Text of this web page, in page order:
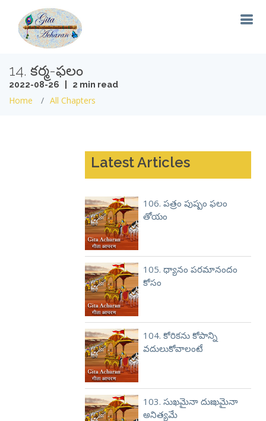
14. కర్మ-ఫలం
2022-08-26 | 2 min read
Home All Chapters
Latest Articles
106. పత్రం పుష్పం ఫలం
తోయం
105. ధ్యానం పరమానందం
కోసం
104. కోరికను కోపాన్ని
వదులుకోవాలంటే
103. సుఖమైనా దుఃఖమైనా
అనిత్యమే